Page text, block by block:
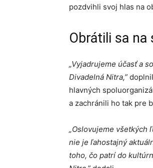
pozdvihli svoj hlas na
Obrátili sa
„Vyjadrujeme účasť a
Divadelná Nitra,”
hlavných
a zachránili ho tak pre
„Oslovujeme všetkých
nie je ľahostajný
toho, čo patrí do